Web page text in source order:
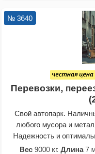
№ 3640
Перевозки,
Свой автопарк.
любого мусора и
Надежность и
Вес9000 кг. Длина7